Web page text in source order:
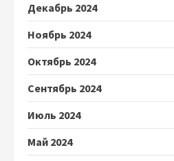
Декабрь 2024
Ноябрь 2024
Октябрь 2024
Сентябрь 2024
Июль 2024
Май 2024